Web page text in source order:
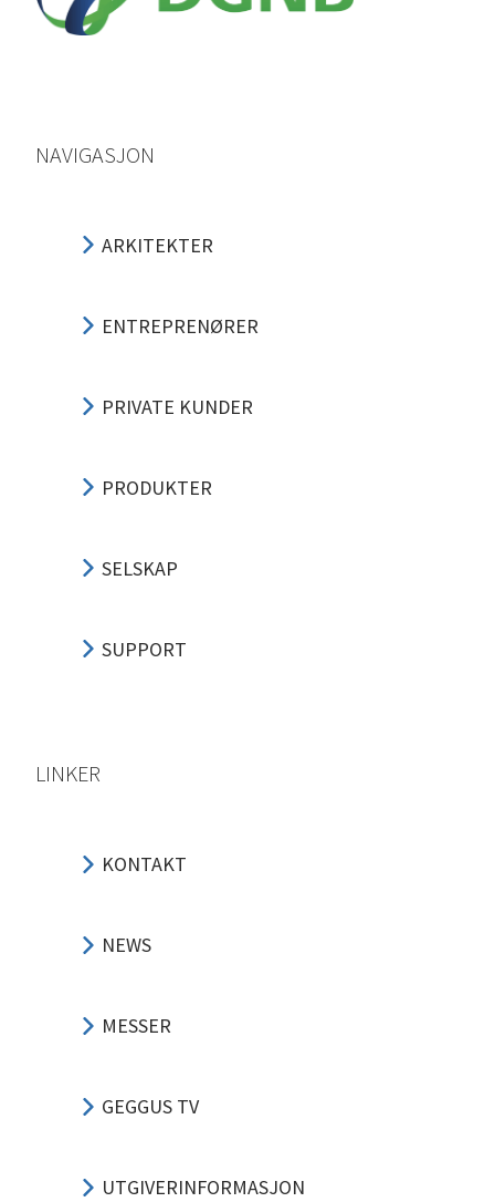
NAVIGASJON
ARKITEKTER
ENTREPRENØRER
PRIVATE KUNDER
PRODUKTER
SELSKAP
SUPPORT
LINKER
KONTAKT
NEWS
MESSER
GEGGUS TV
UTGIVERINFORMASJON